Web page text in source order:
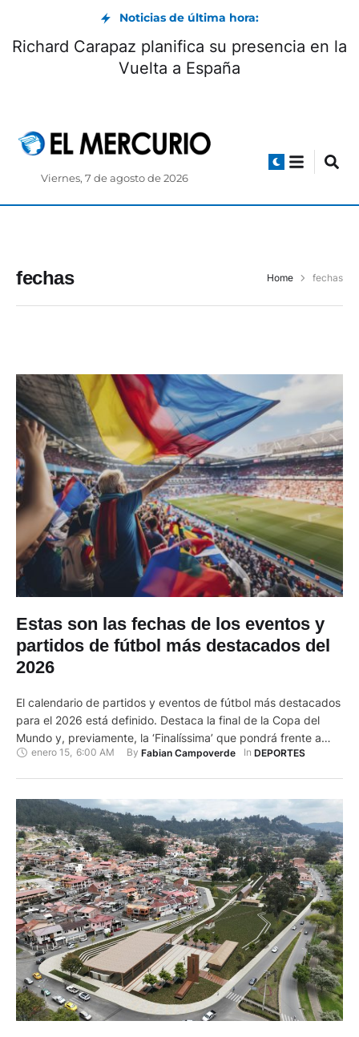
Noticias de última hora:
Richard Carapaz planifica su presencia en la
Vuelta a España
Viernes, 7 de agosto de 2026
fechas Home fechas
Estas son las fechas de los eventos y
partidos de fútbol más destacados del
2026
El calendario de partidos y eventos de fútbol más destacados
para el 2026 está definido. Destaca la final de la Copa del
Mundo y, previamente, la ‘Finalíssima’ que pondrá frente a
frente a Argentina y a España. A nivel local, son importantes
enero 15, 6:00 AM By Fabian Campoverde In DEPORTES